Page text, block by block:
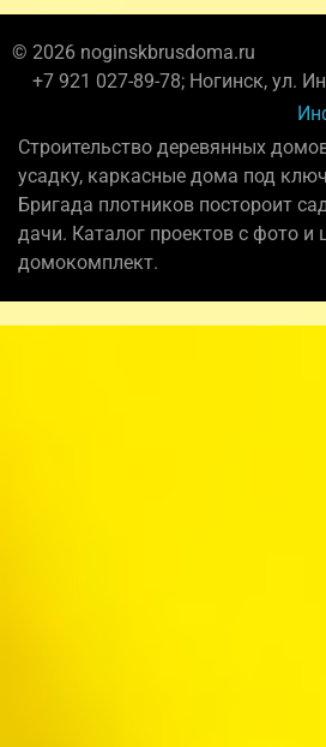
© 2026 noginskbrusdoma.ru
+7 921 027-89-78; Ногинск, ул.
Строительство деревянных
усадку, каркасные дома под
Бригада плотников постороит
дачи. Каталог проектов с фото и
домокомплект.